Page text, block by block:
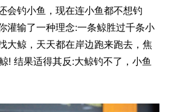
会钓小鱼，现在连小鱼都不想钓
灌输了一种理念:一条鲸胜过千条小
大鲸，天天都在岸边跑来跑去，焦
! 结果适得其反:大鲸钓不了，小鱼